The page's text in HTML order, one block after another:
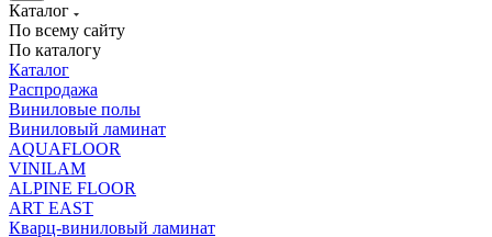
Каталог
По всему сайту
По каталогу
Каталог
Распродажа
Виниловые полы
Виниловый ламинат
AQUAFLOOR
VINILAM
ALPINE FLOOR
ART EAST
Кварц-виниловый ламинат